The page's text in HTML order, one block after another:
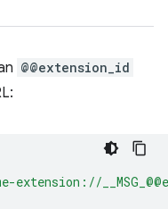
@@extension_id
extension://